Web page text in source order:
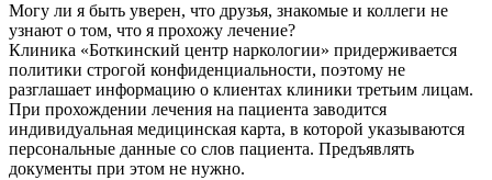
Могу ли я быть уверен, что друзья, знакомые и коллеги не
узнают о том, что я прохожу лечение?
Клиника «Боткинский центр наркологии» придерживается
политики строгой конфиденциальности, поэтому не
разглашает информацию о клиентах клиники третьим лицам.
При прохождении лечения на пациента заводится
индивидуальная медицинская карта, в которой указываются
персональные данные со слов пациента. Предъявлять
документы при этом не нужно.